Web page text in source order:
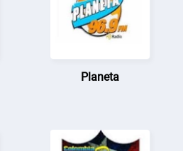
Planeta